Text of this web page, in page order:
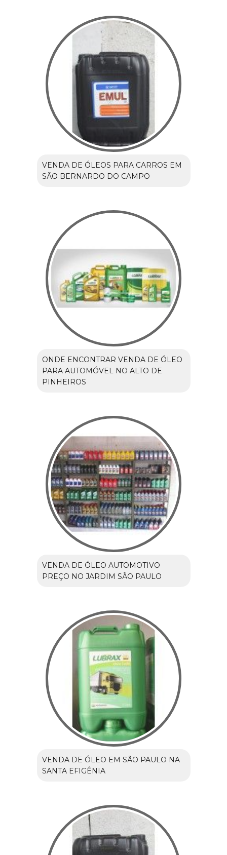
VENDA DE ÓLEOS PARA CARROS EM
SÃO BERNARDO DO CAMPO
ONDE ENCONTRAR VENDA DE ÓLEO
PARA AUTOMÓVEL NO ALTO DE
PINHEIROS
VENDA DE ÓLEO AUTOMOTIVO
PREÇO NO JARDIM SÃO PAULO
VENDA DE ÓLEO EM SÃO PAULO NA
SANTA EFIGÊNIA